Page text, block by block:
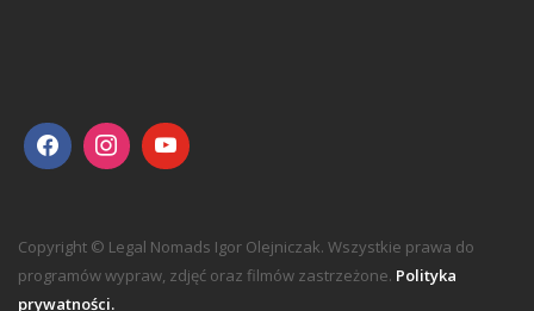
Copyright © Legal Nomads Igor Olejniczak. Wszystkie prawa do
programów wypraw, zdjęć oraz filmów zastrzeżone. Polityka
prywatności.